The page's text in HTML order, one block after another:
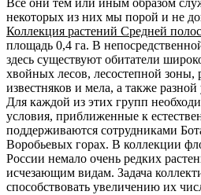
Все они тем или иным образом
некоторых из них мы порой и не
Коллекция растений Средней
площадь 0,4 га. В
здесь существуют обитатели
хвойных лесов, лесостепной зоны,
известняков и мела, а также
Для каждой из этих групп
условия, приближенные к
поддерживаются сотрудниками
Воробьевых горах. В коллекции
России немало очень редких
исчезающим видам. Задача
способствовать увеличению их